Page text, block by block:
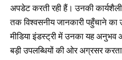
अपडेट करती रही हैं। उनकी कार्यशैली
तक विश्वसनीय जानकारी पहुँचाने
मीडिया इंडस्ट्री में उनका यह
बड़ी उपलब्धियों की ओर अग्रसर